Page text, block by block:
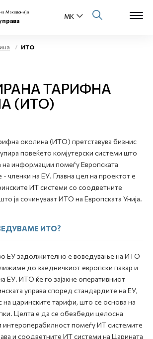
Open
Македонија
ИТО
ТАРИФНА
(ИТО)
околина (ИТО) претставува бизнис
повеќето комјутерски системи што
на информации помеѓу Европската
- членки на ЕУ. Главна цел на проектот е
ИТ системи со соодветните
ја сочинуваат ИТО на Европската Унија.
ИТО?
ЕУ задолжително е воведување на ИТО
до заедничкиот eвропски пазар и
ЕУ. ИТО ќе го зајакне оперативниот
управа според стандардите на ЕУ,
царинските тарифи, што се основа на
Целта е да се обезбеди целосна
интероперабилност помеѓу ИТ системите
и соодветните ИТ системи на Царината